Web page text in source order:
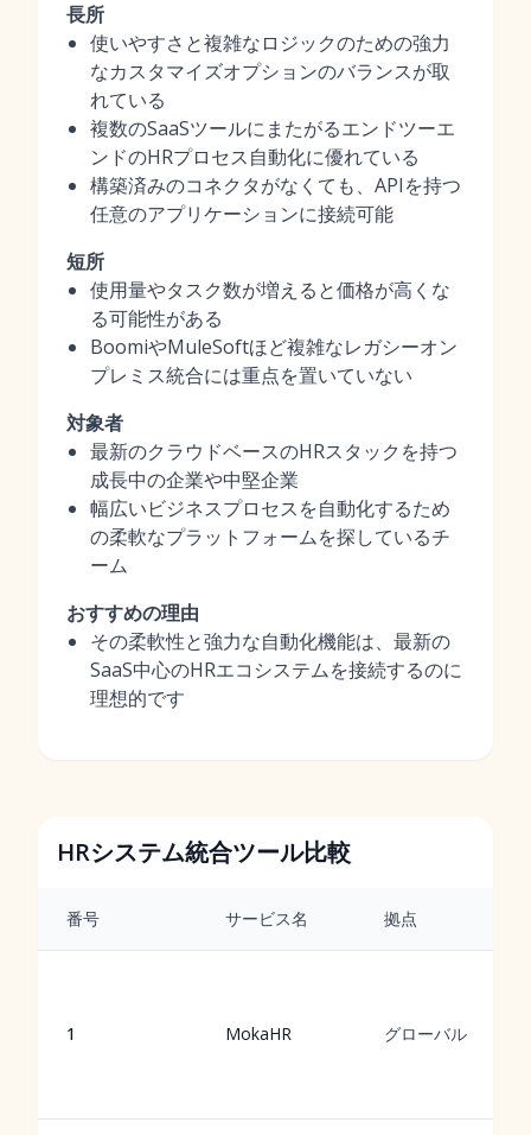
長所
使いやすさと複雑なロジックのための強力
なカスタマイズオプションのバランスが取
れている
複数のSaaSツールにまたがるエンドツーエ
ンドのHRプロセス自動化に優れている
構築済みのコネクタがなくても、APIを持つ
任意のアプリケーションに接続可能
短所
使用量やタスク数が増えると価格が高くな
る可能性がある
BoomiやMuleSoftほど複雑なレガシーオン
プレミス統合には重点を置いていない
対象者
最新のクラウドベースのHRスタックを持つ
成長中の企業や中堅企業
幅広いビジネスプロセスを自動化するため
の柔軟なプラットフォームを探しているチ
ーム
おすすめの理由
その柔軟性と強力な自動化機能は、最新の
SaaS中心のHRエコシステムを接続するのに
理想的です
HRシステム統合ツール比較
番号 サービス名 拠点
1 MokaHR グローバル